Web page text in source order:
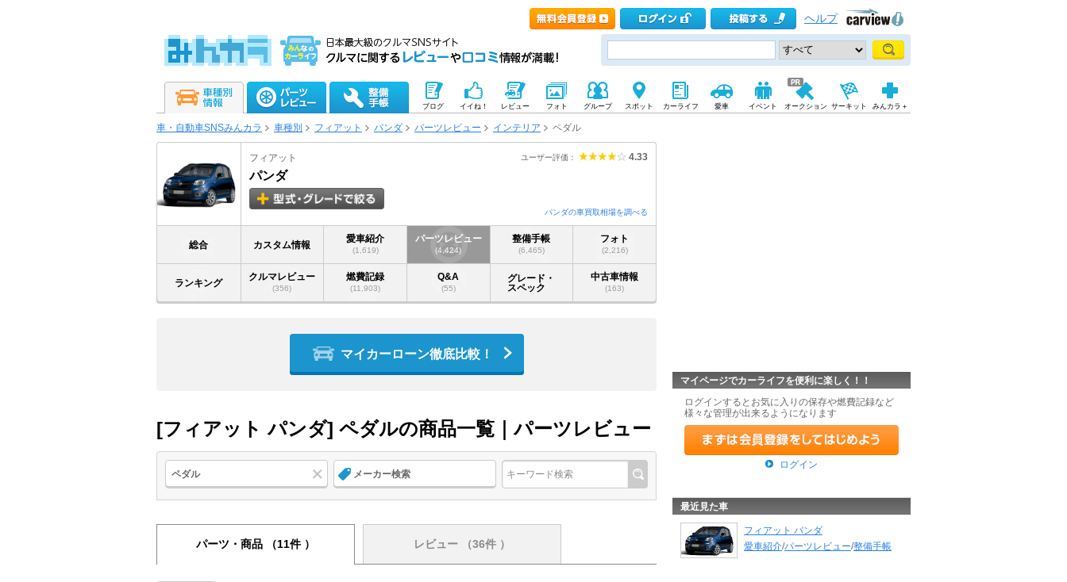
ヘルプ
ブログ イイね！ レビュー フォト グループ スポット カーライフ 愛車 イベント オークション サーキット みんカラ＋
車・自動車SNSみんカラ 車種別 フィアット パンダ パーツレビュー インテリア ペダル
ユーザー評価： 4.33
フィアット
パンダ
パンダの車買取相場を調べる
総合 カスタム情報
愛車紹介
(1,619)
パーツレビュー
(4,424)
整備手帳
(6,465)
フォト
(2,216)
ランキング
クルマレビュー
(356)
燃費記録
(11,903)
Q&A
(55)
グレード・
スペック
中古車情報
(163)
マイカーローン徹底比較！
[フィアット パンダ] ペダルの商品一覧｜パーツレビュー
ペダル メーカー検索
パーツ・商品 （11件 ） レビュー （36件 ）
マイページでカーライフを便利に楽しく！！
ログインするとお気に入りの保存や燃費記録など
様々な管理が出来るようになります
ログイン
最近見た車
フィアット パンダ
愛車紹介/パーツレビュー/整備手帳